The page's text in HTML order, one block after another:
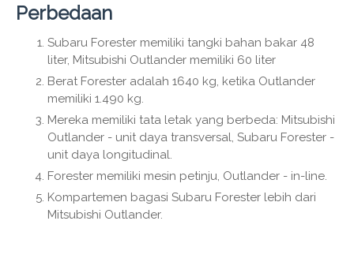
Perbedaan
Subaru Forester memiliki tangki bahan bakar 48
liter, Mitsubishi Outlander memiliki 60 liter
Berat Forester adalah 1640 kg, ketika Outlander
memiliki 1.490 kg.
Mereka memiliki tata letak yang berbeda: Mitsubishi
Outlander - unit daya transversal, Subaru Forester -
unit daya longitudinal.
Forester memiliki mesin petinju, Outlander - in-line.
Kompartemen bagasi Subaru Forester lebih dari
Mitsubishi Outlander.